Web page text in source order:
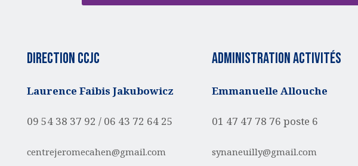
Direction CCJC
Laurence Faibis Jakubowicz
09 54 38 37 92 / 06 43 72 64 25
centrejeromecahen@gmail.com
administration activités
Emmanuelle Allouche
01 47 47 78 76 poste 6
synaneuilly@gmail.com